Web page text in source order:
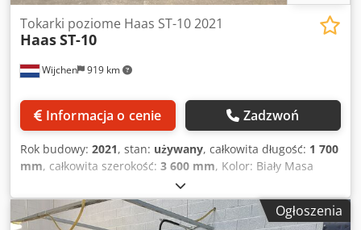
Wijchen 919 km
Tokarki poziome Haas ST-10 2021
HaasST-10
Informacja o cenie Zadzwoń
Rok budowy: 2021, stan: używany, całkowita długość: 1 700
mm, całkowita szerokość: 3 600 mm, Kolor: Biały Masa
własna: 3500 kg Cena: Na zapytanie - Rok produkcji: 2021 -
Dostępna dokumentacja: Nie - Obecne oznakowanie CE:
Tak - Obecny certyfikat CE: Nie Codpeznmp Esfx Ac Terf -
Ogłoszenia